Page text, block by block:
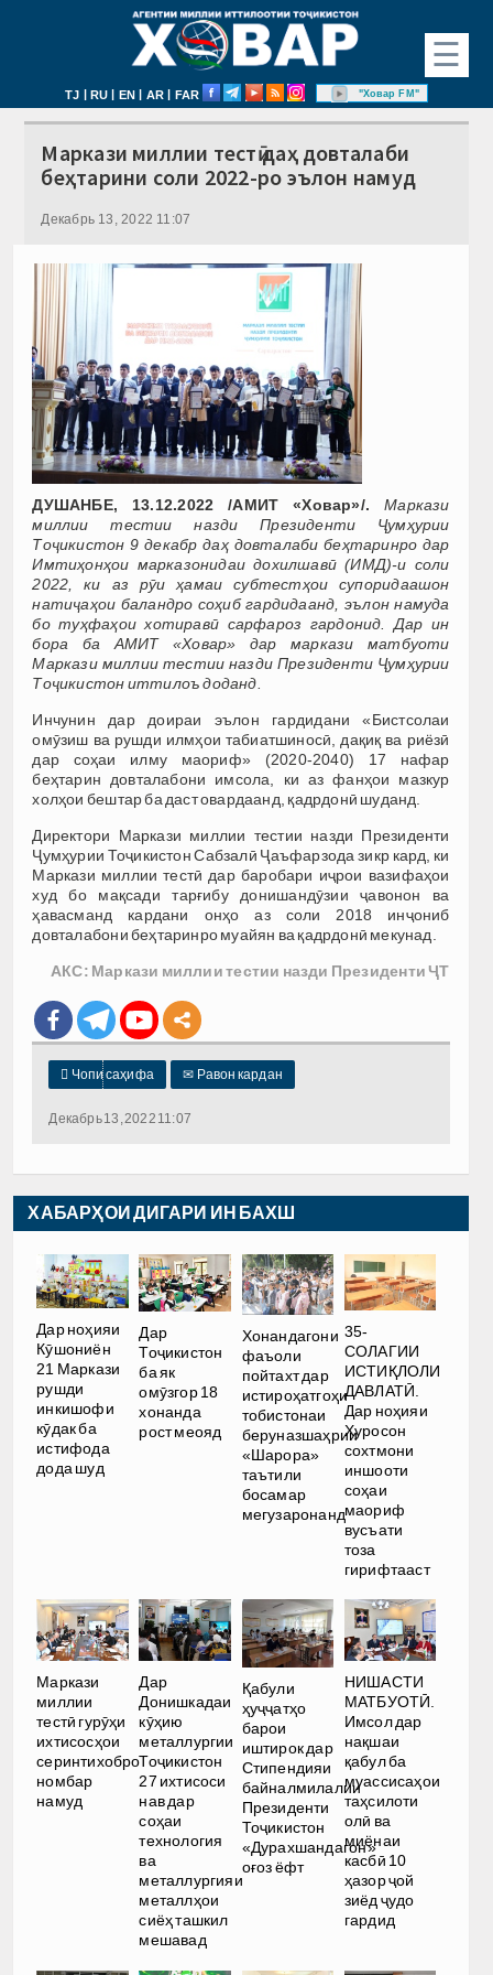
☰
TJ | RU | EN | AR | FAR "Ховар FM"
Маркази миллии тестӣ даҳ довталаби
беҳтарини соли 2022-ро эълон намуд
Декабрь 13, 2022 11:07
ДУШАНБЕ, 13.12.2022 /АМИТ «Ховар»/.
Маркази
миллии тестии назди Президенти Ҷумҳурии
Тоҷикистон 9 декабр даҳ довталаби беҳтаринро дар
Имтиҳонҳои марказонидаи дохилшавӣ (ИМД)-и соли
2022, ки аз рӯи ҳамаи субтестҳои супоридаашон
натиҷаҳои баландро соҳиб гардидаанд, эълон намуда
бо туҳфаҳои хотиравӣ сарфароз гардонид. Дар ин
бора ба АМИТ «Ховар» дар маркази матбуоти
Маркази миллии тестии назди Президенти Ҷумҳурии
Тоҷикистон иттилоъ доданд.
Инчунин дар доираи эълон гардидани «Бистсолаи
омӯзиш ва рушди илмҳои табиатшиносӣ, дақиқ ва риёзӣ
дар соҳаи илму маориф» (2020-2040) 17 нафар
беҳтарин довталабони имсола, ки аз фанҳои мазкур
холҳои бештар ба даст овардаанд, қадрдонӣ шуданд.
Директори Маркази миллии тестии назди Президенти
Ҷумҳурии Тоҷикистон Сабзалӣ Ҷаъфарзода зикр кард, ки
Маркази миллии тестӣ дар баробари иҷрои вазифаҳои
худ бо мақсади тарғибу донишандӯзии ҷавонон ва
ҳавасманд кардани онҳо аз соли 2018 инҷониб
довталабони беҳтаринро муайян ва қадрдонӣ мекунад.
АКС: Маркази миллии тестии назди Президенти ҶТ
 Чопи саҳифа ✉ Равон кардан
Декабрь 13, 2022 11:07
ХАБАРҲОИ ДИГАРИ ИН БАХШ
Дар ноҳияи
Кӯшониён
21 Маркази
рушди
инкишофи
кӯдак ба
истифода
дода шуд
Дар
Тоҷикистон
ба як
омӯзгор 18
хонанда
рост меояд
Хонандагони
фаъоли
пойтахт дар
истироҳатгоҳи
тобистонаи
беруназшаҳрии
«Шарора»
таътили
босамар
мегузаронанд
35-
СОЛАГИИ
ИСТИҚЛОЛИ
ДАВЛАТӢ.
Дар ноҳияи
Хуросон
сохтмони
иншооти
соҳаи
маориф
вусъати
тоза
гирифтааст
Маркази
миллии
тестӣ гурӯҳи
ихтисосҳои
серинтихобро
номбар
намуд
Дар
Донишкадаи
кӯҳию
металлургии
Тоҷикистон
27 ихтисоси
нав дар
соҳаи
технология
ва
металлургияи
металлҳои
сиёҳ ташкил
мешавад
Қабули
ҳуҷҷатҳо
барои
иштирок дар
Стипендияи
байналмилалии
Президенти
Тоҷикистон
«Дурахшандагон»
оғоз ёфт
НИШАСТИ
МАТБУОТӢ.
Имсол дар
нақшаи
қабул ба
муассисаҳои
таҳсилоти
олӣ ва
миёнаи
касбӣ 10
ҳазор ҷой
зиёд ҷудо
гардид